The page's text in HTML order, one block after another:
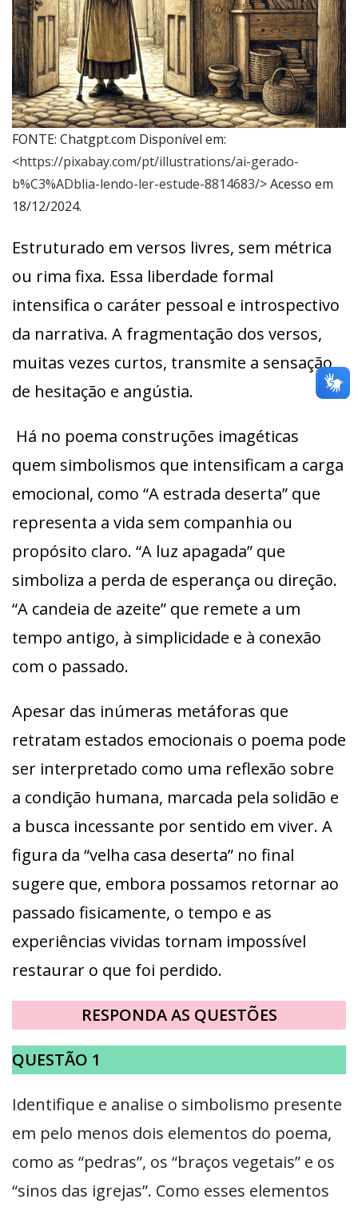
FONTE: Chatgpt.com Disponível em:
<https://pixabay.com/pt/illustrations/ai-gerado-
b%C3%ADblia-lendo-ler-estude-8814683/> Acesso em
18/12/2024.
Estruturado em versos livres, sem métrica
ou rima fixa. Essa liberdade formal
intensifica o caráter pessoal e introspectivo
da narrativa. A fragmentação dos versos,
muitas vezes curtos, transmite a sensação
de hesitação e angústia.
Há no poema construções imagéticas
quem simbolismos que intensificam a carga
emocional, como “A estrada deserta” que
representa a vida sem companhia ou
propósito claro. “A luz apagada” que
simboliza a perda de esperança ou direção.
“A candeia de azeite” que remete a um
tempo antigo, à simplicidade e à conexão
com o passado.
Apesar das inúmeras metáforas que
retratam estados emocionais o poema pode
ser interpretado como uma reflexão sobre
a condição humana, marcada pela solidão e
a busca incessante por sentido em viver. A
figura da “velha casa deserta” no final
sugere que, embora possamos retornar ao
passado fisicamente, o tempo e as
experiências vividas tornam impossível
restaurar o que foi perdido.
RESPONDA AS QUESTÕES
QUESTÃO 1
Identifique e analise o simbolismo presente
em pelo menos dois elementos do poema,
como as “pedras”, os “braços vegetais” e os
“sinos das igrejas”. Como esses elementos